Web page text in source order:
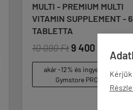
MULTI
SUPPLEMENT - 60
9 400 Ft
és ingyenes szállítás
PRO tagként
60

13
(53 /